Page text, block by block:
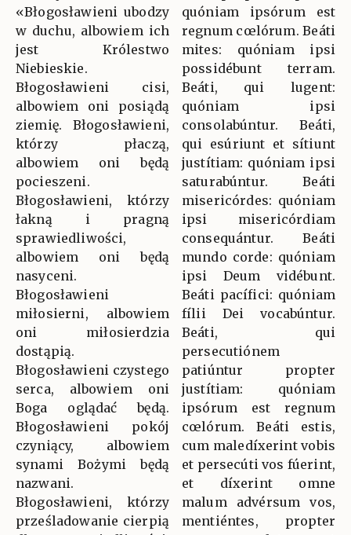
«Błogosławieni ubodzy
w duchu, albowiem ich
jest Królestwo
Niebieskie.
Błogosławieni cisi,
albowiem oni posiądą
ziemię. Błogosławieni,
którzy płaczą,
albowiem oni będą
pocieszeni.
Błogosławieni, którzy
łakną i pragną
sprawiedliwości,
albowiem oni będą
nasyceni.
Błogosławieni
miłosierni, albowiem
oni miłosierdzia
dostąpią.
Błogosławieni czystego
serca, albowiem oni
Boga oglądać będą.
Błogosławieni pokój
czyniący, albowiem
synami Bożymi będą
nazwani.
Błogosławieni, którzy
prześladowanie cierpią
quóniam ipsórum est
regnum cœlórum. Beáti
mites: quóniam ipsi
possidébunt terram.
Beáti, qui lugent:
quóniam ipsi
consolabúntur. Beáti,
qui esúriunt et sítiunt
justítiam: quóniam ipsi
saturabúntur. Beáti
misericórdes: quóniam
ipsi misericórdiam
consequántur. Beáti
mundo corde: quóniam
ipsi Deum vidébunt.
Beáti pacífici: quóniam
fílii Dei vocabúntur.
Beáti, qui
persecutiónem
patiúntur propter
justítiam: quóniam
ipsórum est regnum
cœlórum. Beáti estis,
cum maledíxerint vobis
et persecúti vos fúerint,
et díxerint omne
malum advérsum vos,
mentiéntes, propter